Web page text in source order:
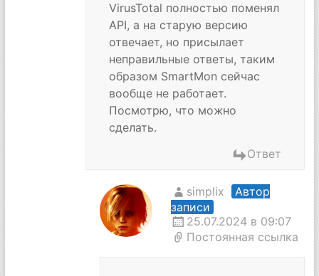
VirusTotal полностью поменял
API, а на старую версию
отвечает, но присылает
неправильные ответы, таким
образом SmartMon сейчас
вообще не работает.
Посмотрю, что можно
сделать.
Ответ
simplix
Автор
записи
25.07.2024 в 09:07
Постоянная ссылка